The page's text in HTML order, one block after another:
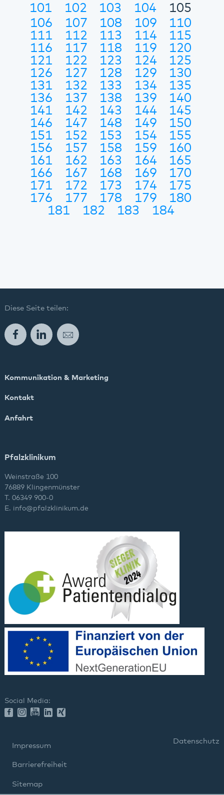
101
102 103 104
105
106
107 108 109
110
111
112 113 114
115
116
117 118 119
120
121
122 123 124
125
126
127 128 129
130
131
132 133 134
135
136
137 138 139
140
141
142 143 144
145
146
147 148 149
150
151
152 153 154
155
156
157 158 159
160
161
162 163 164
165
166
167 168 169
170
171
172 173 174
175
176
177 178 179
180
181
182 183 184
Diese Seite teilen:
FacebookLinkedInE-Mail
Kommunikation & Marketing
Kontakt
Anfahrt
Pfalzklinikum
Weinstraße 100
76889 Klingenmünster
T. 06349 900-0
E. info@pfalzklinikum.de
Social Media:
Impressum
Datenschutz
Barrierefreiheit
Sitemap